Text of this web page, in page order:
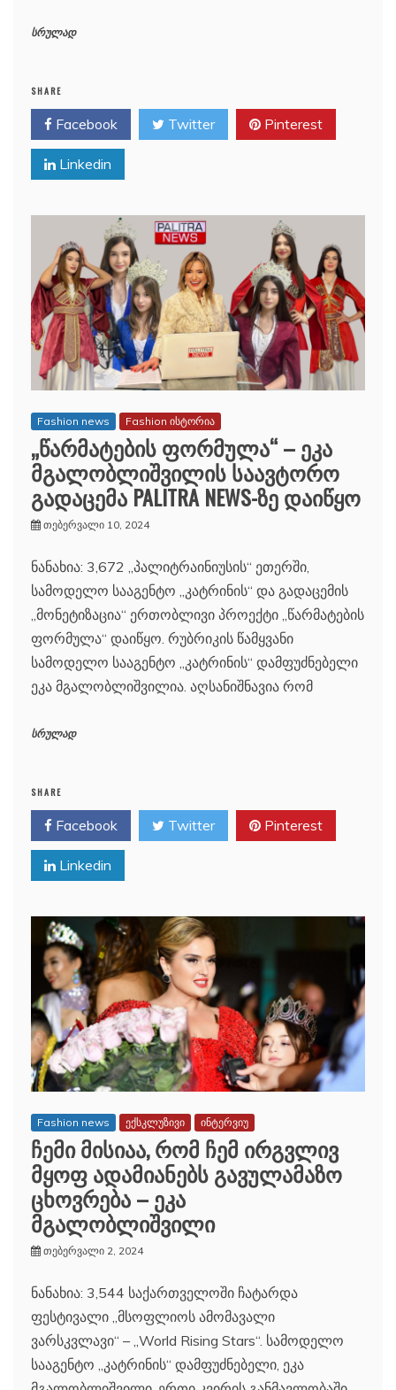
სრულად
SHARE
Facebook Twitter Pinterest
Linkedin
Fashion news Fashion ისტორია
„წარმატების ფორმულა“ – ეკა
მგალობლიშვილის საავტორო
გადაცემა PALITRA NEWS-ზე დაიწყო
თებერვალი 10, 2024
ნანახია: 3,672 „პალიტრაინიუსის“ ეთერში,
სამოდელო სააგენტო „კატრინის“ და გადაცემის
„მონეტიზაცია“ ერთობლივი პროექტი „წარმატების
ფორმულა“ დაიწყო. რუბრიკის წამყვანი
სამოდელო სააგენტო „კატრინის“ დამფუძნებელი
ეკა მგალობლიშვილია. აღსანიშნავია რომ
სრულად
SHARE
Facebook Twitter Pinterest
Linkedin
Fashion news ექსკლუზივი ინტერვიუ
ჩემი მისიაა, რომ ჩემ ირგვლივ
მყოფ ადამიანებს გავულამაზო
ცხოვრება – ეკა
მგალობლიშვილი
თებერვალი 2, 2024
ნანახია: 3,544 საქართველოში ჩატარდა
ფესტივალი „მსოფლიოს ამომავალი
ვარსკვლავი“ – „World Rising Stars“. სამოდელო
სააგენტო „კატრინის“ დამფუძნებელი, ეკა